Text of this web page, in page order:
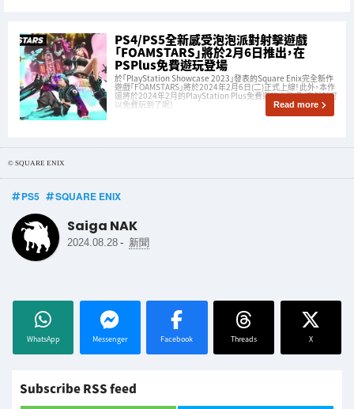
PS4/PS5全新感受泡泡派對射擊遊戲
「FOAMSTARS」將於2月6日推出，在
PSPlus免費遊玩登場
於「PlayStation Showcase 2023」發表的Square Enix完全新作
遊戲「FOAMSTARS」將於2024年2月6日(二)正式上線！此外，本作
還將於2024年2月的PlayStation Plus免費遊玩中登場，突然就可
以免費玩到了呢！ Read more
© SQUARE ENIX
PS5 SQUARE ENIX
Saiga NAK
2024.08.28 - 新聞
WhatsApp Messenger Facebook Threads X
Subscribe RSS feed